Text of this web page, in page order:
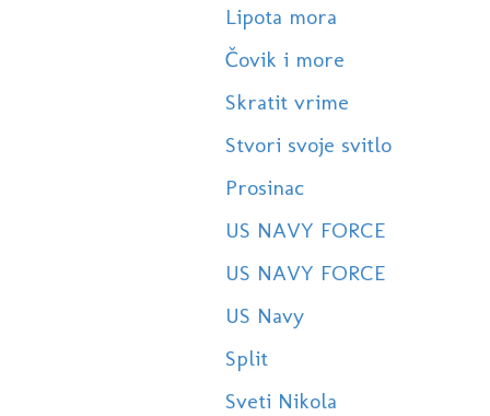
Lipota mora
Čovik i more
Skratit vrime
Stvori svoje svitlo
Prosinac
US NAVY FORCE
US NAVY FORCE
US Navy
Split
Sveti Nikola